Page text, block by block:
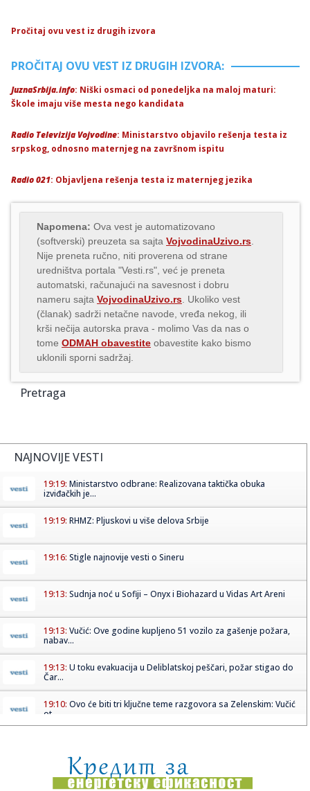
Pročitaj ovu vest iz drugih izvora
PROČITAJ OVU VEST IZ DRUGIH IZVORA:
JuznaSrbija.info: Niški osmaci od ponedeljka na maloj maturi:
Škole imaju više mesta nego kandidata
Radio Televizija Vojvodine: Ministarstvo objavilo rešenja testa iz
srpskog, odnosno maternjeg na završnom ispitu
Radio 021: Objavljena rešenja testa iz maternjeg jezika
Napomena: Ova vest je automatizovano
(softverski) preuzeta sa sajta VojvodinaUzivo.rs
Nije preneta ručno, niti proverena od strane
uredništva portala "Vesti.rs", već je preneta
automatski, računajući na savesnost i dobru
nameru sajta VojvodinaUzivo.rs . Ukoliko vest
(članak) sadrži netačne navode, vređa nekog, ili
krši nečija autorska prava - molimo Vas da nas o
tome ODMAH obavestite obavestite kako bismo
uklonili sporni sadržaj.
Pretraga
NAJNOVIJE VESTI
19:19: Ministarstvo odbrane: Realizovana taktička obuka
izviđačkih je...
19:19: RHMZ: Pljuskovi u više delova Srbije
19:16: Stigle najnovije vesti o Sineru
19:13: Sudnja noć u Sofiji – Onyx i Biohazard u Vidas Art Areni
19:13: Vučić: Ove godine kupljeno 51 vozilo za gašenje požara,
nabav...
19:13: U toku evakuacija u Deliblatskoj peščari, požar stigao do
Čar...
19:10: Ovo će biti tri ključne teme razgovora sa Zelenskim: Vučić
ot...
19:07:Zelenski u subotu prvi put u zvaničnoj poseti Srbiji